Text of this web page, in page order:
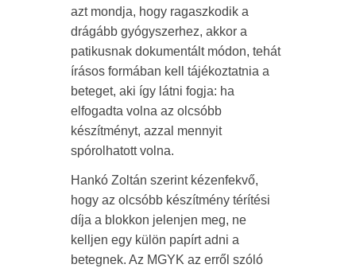
azt mondja, hogy ragaszkodik a
drágább gyógyszerhez, akkor a
patikusnak dokumentált módon, tehát
írásos formában kell tájékoztatnia a
beteget, aki így látni fogja: ha
elfogadta volna az olcsóbb
készítményt, azzal mennyit
spórolhatott volna.
Hankó Zoltán szerint kézenfekvő,
hogy az olcsóbb készítmény térítési
díja a blokkon jelenjen meg, ne
kelljen egy külön papírt adni a
betegnek. Az MGYK az erről szóló